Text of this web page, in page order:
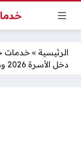
الرئيسية » خدمات
دخل الأسرة 2026 وشروط وموعد الاستحقاق